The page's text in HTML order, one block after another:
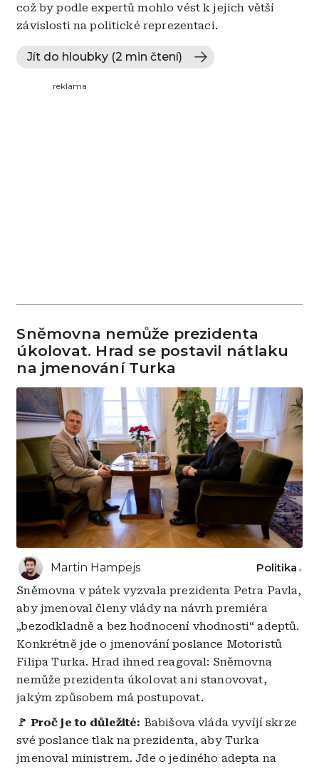
což by podle expertů mohlo vést k jejich větší
závislosti na politické reprezentaci.
Jít do hloubky (2 min čtení)
reklama
Sněmovna nemůže prezidenta
úkolovat. Hrad se postavil nátlaku
na jmenování Turka
Martin Hampejs Politika
Sněmovna v pátek vyzvala prezidenta Petra Pavla,
aby jmenoval členy vlády na návrh premiéra
„bezodkladně a bez hodnocení vhodnosti“ adeptů.
Konkrétně jde o jmenování poslance Motoristů
Filipa Turka. Hrad ihned reagoval: Sněmovna
nemůže prezidenta úkolovat ani stanovovat,
jakým způsobem má postupovat.
🚩 Proč je to důležité: Babišova vláda vyvíjí skrze
své poslance tlak na prezidenta, aby Turka
jmenoval ministrem. Jde o jediného adepta na